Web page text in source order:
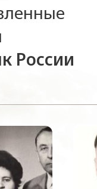
России